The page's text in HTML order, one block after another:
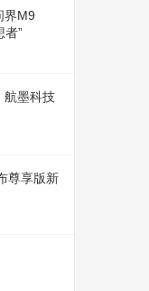
界M9
者”
航墨科技
尊享版新